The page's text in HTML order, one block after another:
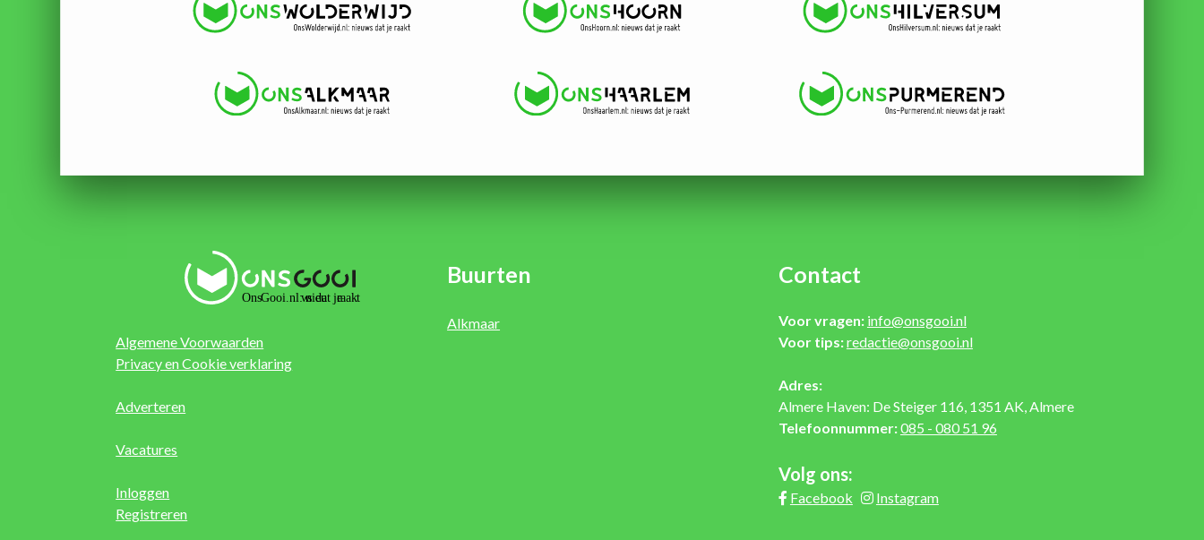
Algemene Voorwaarden
Privacy en Cookie verklaring
Adverteren
Vacatures
Inloggen
Registreren
Buurten
Alkmaar
Contact
Voor vragen: info@onsgooi.nl
Voor tips:redactie@onsgooi.nl
Adres:
Almere Haven: De Steiger 116, 1351 AK, Almere
Telefoonnummer:085 - 080 51 96
Volg ons:
Facebook Instagram